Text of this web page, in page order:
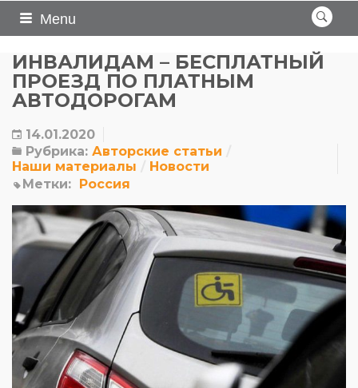
Menu
ИНВАЛИДАМ – БЕСПЛАТНЫЙ
ПРОЕЗД ПО ПЛАТНЫМ
АВТОДОРОГАМ
14.01.2020
Рубрика: Авторские статьи
Наши материалы
Новости
Метки: Россия